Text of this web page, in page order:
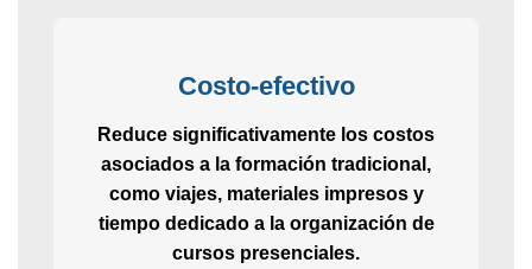
Costo-efectivo
Reduce significativamente los costos
asociados a la formación tradicional,
como viajes, materiales impresos y
tiempo dedicado a la organización de
cursos presenciales.